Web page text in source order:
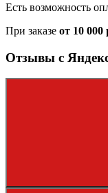
Есть возможность
При заказе от 10 000
Отзывы с